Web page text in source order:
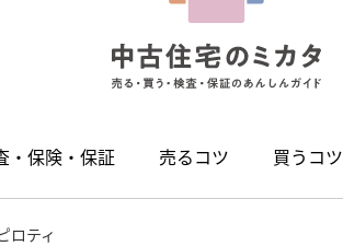
・保険・保証 売るコツ 買うコツ
ロティ